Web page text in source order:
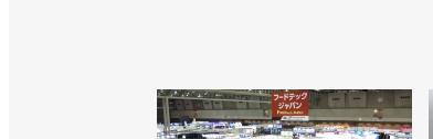
>>愛同工業の自動車部品工場